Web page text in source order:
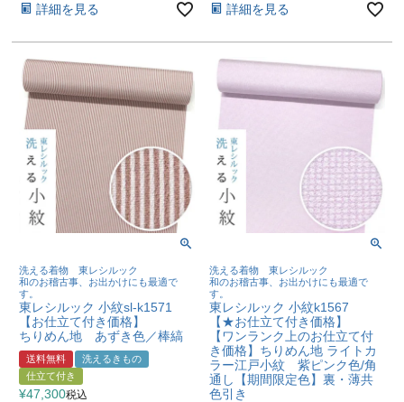
詳細を見る 詳細を見る
洗える着物 東レシルック
和のお稽古事、お出かけにも最適で
す。
東レシルック 小紋sl-k1571
【お仕立て付き価格】
ちりめん地 あずき色／棒縞
送料無料
洗えるきもの
仕立て付き
¥47,300税込
洗える着物 東レシルック
和のお稽古事、お出かけにも最適で
す。
東レシルック 小紋k1567
【★お仕立て付き価格】
【ワンランク上のお仕立て付
き価格】ちりめん地 ライトカ
ラー江戸小紋 紫ピンク色/角
通し【期間限定色】裏・薄共
色引き